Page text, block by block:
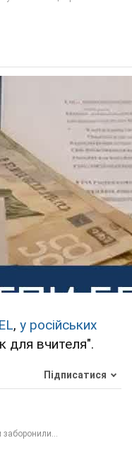
, у російських
для вчителя".
Підписатися
заборонили...